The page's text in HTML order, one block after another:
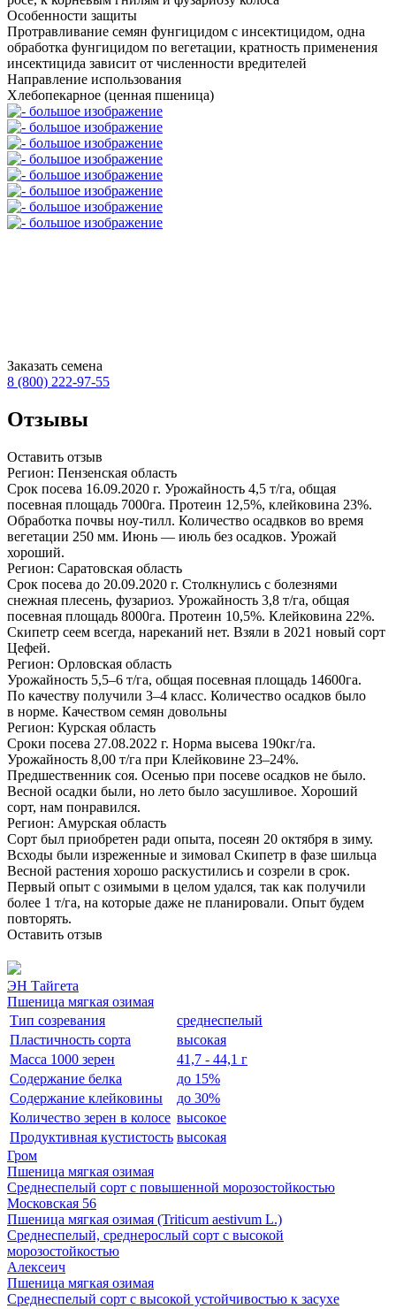
Особенности защиты
Протравливание семян фунгицидом с инсектицидом, одна
обработка фунгицидом по вегетации, кратность применения
инсектицида зависит от численности вредителей
Направление использования
Хлебопекарное (ценная пшеница)
Заказать семена
8 (800) 222-97-55
Отзывы
Оставить отзыв
Регион: Пензенская область
Срок посева 16.09.2020 г. Урожайность 4,5 т/га, общая
посевная площадь 7000га. Протеин 12,5%, клейковина 23%.
Обработка почвы ноу-тилл. Количество осадвков во время
вегетации 250 мм. Июнь — июль без осадков. Урожай
хороший.
Регион: Саратовская область
Срок посева до 20.09.2020 г. Столкнулись с болезнями
снежная плесень, фузариоз. Урожайность 3,8 т/га, общая
посевная площадь 8000га. Протеин 10,5%. Клейковина 22%.
Скипетр сеем всегда, нареканий нет. Взяли в 2021 новый сорт
Цефей.
Регион: Орловская область
Урожайность 5,5–6 т/га, общая посевная площадь 14600га.
По качеству получили 3–4 класс. Количество осадков было
в норме. Качеством семян довольны
Регион: Курская область
Сроки посева 27.08.2022 г. Норма высева 190кг/га.
Урожайность 8,00 т/га при Клейковине 23–24%.
Предшественник соя. Осенью при посеве осадков не было.
Весной осадки были, но лето было засушливое. Хороший
сорт, нам понравился.
Регион: Амурская область
Сорт был приобретен ради опыта, посеян 20 октября в зиму.
Всходы были изреженные и зимовал Скипетр в фазе шильца
Весной растения хорошо раскустились и созрели в срок.
Первый опыт с озимыми в целом удался, так как получили
более 1 т/га, на которые даже не планировали. Опыт будем
повторять.
Оставить отзыв
ЭН Тайгета
Пшеница мягкая озимая
Тип созревания
среднеспелый
Пластичность сорта
высокая
Масса 1000 зерен
41,7 - 44,1 г
Содержание белка
до 15%
Содержание клейковины
до 30%
Количество зерен в колосе высокое
Продуктивная кустистость высокая
Гром
Пшеница мягкая озимая
Среднеспелый сорт с повышенной морозостойкостью
Московская 56
Пшеница мягкая озимая (Triticum aestivum L.)
Среднеспелый, среднерослый сорт с высокой
морозостойкостью
Алексеич
Пшеница мягкая озимая
Среднеспелый сорт с высокой устойчивостью к засухе